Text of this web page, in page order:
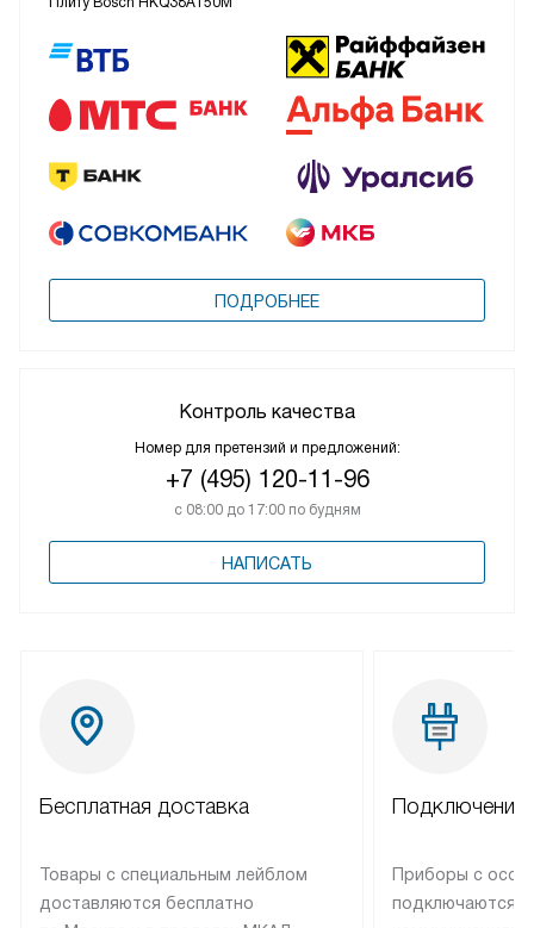
ПОДРОБНЕЕ
Контроль качества
Номер для претензий и предложений:
+7 (495) 120-11-96
с 08:00 до 17:00 по будням
НАПИСАТЬ
Бесплатная доставка
Товары с специальным лейблом
доставляются бесплатно
Подключение
Приборы с
подключаются к